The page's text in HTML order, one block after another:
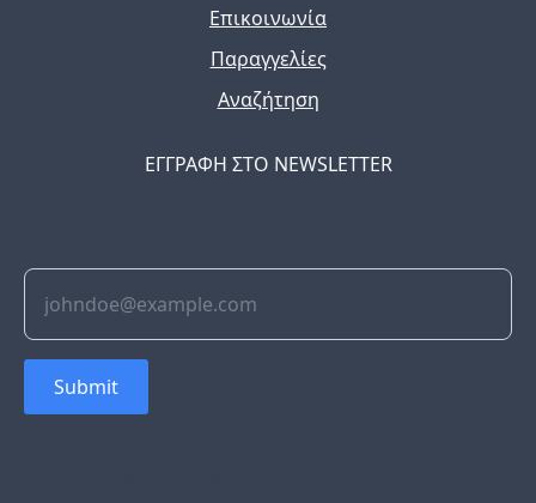
Επικοινωνία
Παραγγελίες
Αναζήτηση
ΕΓΓΡΑΦΗ ΣΤΟ NEWSLETTER
Submit